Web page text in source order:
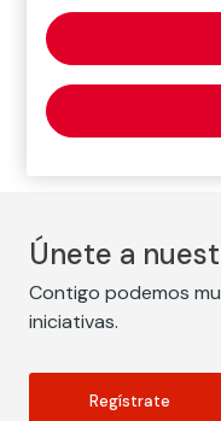
Calidad de anual.
periódica
Únete a
Contigo podemos
iniciativas.
Regístrate